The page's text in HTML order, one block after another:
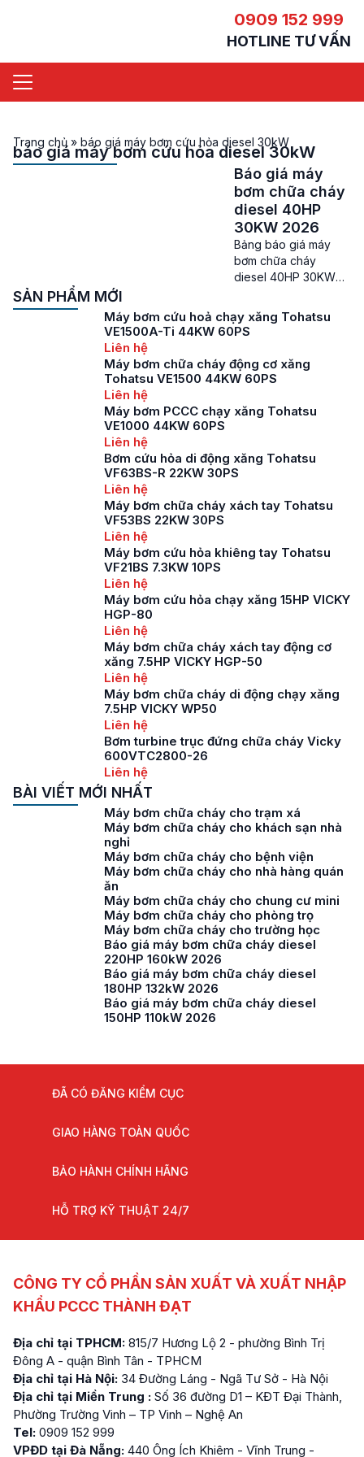
0909 152 999
HOTLINE TƯ VẤN
Trang chủ » báo giá máy bơm cứu hỏa diesel 30kW
báo giá máy bơm cứu hỏa diesel 30kW
Báo giá máy
bơm chữa cháy
diesel 40HP
30KW 2026
Bảng báo giá máy
bơm chữa cháy
diesel 40HP 30KW
bơm chữa cháy
diesel 40HP – Máy
càng đóng vai trò
quan trọng trong việc
nổ, cũng như giảm
Máy bơm chữa cháy
được […]
SẢN PHẨM MỚI
Máy bơm cứu hoả chạy xăng Tohatsu
VE1500A-Ti 44KW 60PS
Liên hệ
Máy bơm chữa cháy động cơ xăng
Tohatsu VE1500 44KW 60PS
Liên hệ
Máy bơm PCCC chạy xăng Tohatsu
VE1000 44KW 60PS
Liên hệ
Bơm cứu hỏa di động xăng Tohatsu
VF63BS-R 22KW 30PS
Liên hệ
Máy bơm chữa cháy xách tay Tohatsu
VF53BS 22KW 30PS
Liên hệ
Máy bơm cứu hỏa khiêng tay Tohatsu
VF21BS 7.3KW 10PS
Liên hệ
Máy bơm cứu hỏa chạy xăng 15HP VICKY
HGP-80
Liên hệ
Máy bơm chữa cháy xách tay động cơ
xăng 7.5HP VICKY HGP-50
Liên hệ
Máy bơm chữa cháy di động chạy xăng
7.5HP VICKY WP50
Liên hệ
Bơm turbine trục đứng chữa cháy Vicky
600VTC2800-26
Liên hệ
BÀI VIẾT MỚI NHẤT
Máy bơm chữa cháy cho trạm xá
Máy bơm chữa cháy cho khách sạn nhà
nghỉ
Máy bơm chữa cháy cho bệnh viện
Máy bơm chữa cháy cho nhà hàng quán
ăn
Máy bơm chữa cháy cho chung cư mini
Máy bơm chữa cháy cho phòng trọ
Máy bơm chữa cháy cho trường học
Báo giá máy bơm chữa cháy diesel
220HP 160kW 2026
Báo giá máy bơm chữa cháy diesel
180HP 132kW 2026
Báo giá máy bơm chữa cháy diesel
150HP 110kW 2026
ĐÃ CÓ ĐĂNG KIỂM CỤC
GIAO HÀNG TOÀN QUỐC
BẢO HÀNH CHÍNH HÃNG
HỖ TRỢ KỸ THUẬT 24/7
CÔNG TY CỔ PHẦN SẢN XUẤT VÀ XUẤT NHẬP
KHẨU PCCC THÀNH ĐẠT
Địa chỉ tại TPHCM: 815/7 Hương Lộ 2 - phường Bình Trị
Đông A - quận Bình Tân - TPHCM
Địa chỉ tại Hà Nội: 34 Đường Láng - Ngã Tư Sở - Hà Nội
Địa chỉ tại Miền Trung : Số 36 đường D1 – KĐT Đại Thành,
Phường Trường Vinh – TP Vinh – Nghệ An
Tel: 0909 152 999
VPĐD tại Đà Nẵng: 440 Ông Ích Khiêm - Vĩnh Trung -